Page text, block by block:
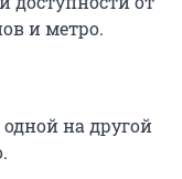
и метро.
одной на другой